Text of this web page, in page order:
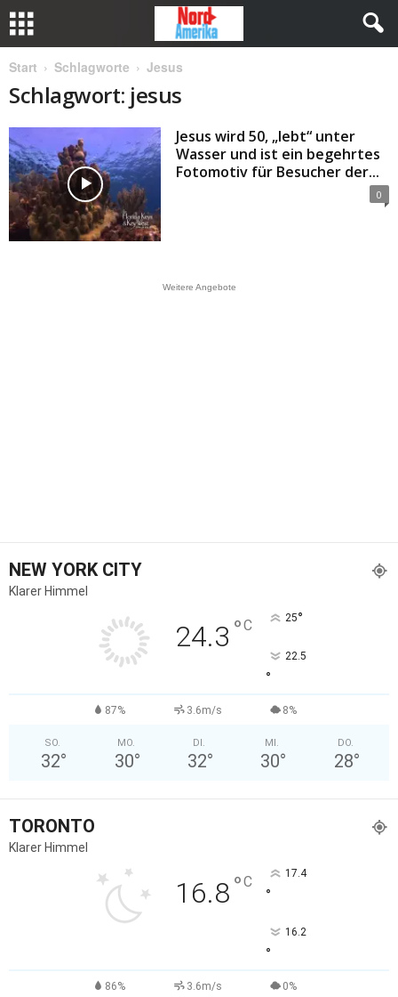
Start Schlagworte Jesus
Schlagwort: jesus
Jesus wird 50, „lebt“ unter
Wasser und ist ein begehrtes
Fotomotiv für Besucher der...
0
Weitere Angebote
NEW YORK CITY
Klarer Himmel
24.3 °C 25°
22.5
°
87% 3.6m/s 8%
SO.
32°
MO.
30°
DI.
32°
MI.
30°
DO.
28°
TORONTO
Klarer Himmel
16.8°C 17.4
°
16.2
°
86% 3.6m/s 0%